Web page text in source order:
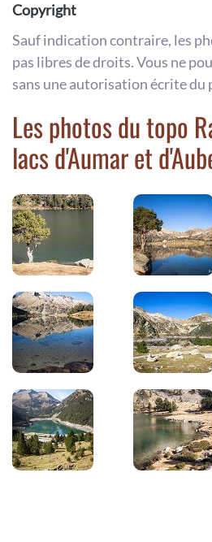
Copyright
Sauf indication contraire, les
pas libres de droits. Vous ne
sans une autorisation écrite du
Les photos du topo
lacs d'Aumar et